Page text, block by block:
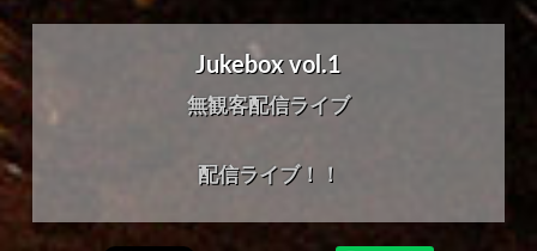
Jukebox vol.1
無観客配信ライブ
配信ライブ！！